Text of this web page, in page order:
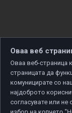
Оваа веб
Оваа веб-страница
страницата да
комуницирате со
најдоброто
согласувате или